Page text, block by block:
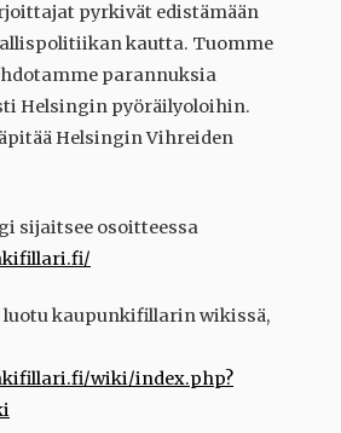
pyrkivät edistämään
kautta. Tuomme
parannuksia
Helsingin pyöräilyoloihin.
Helsingin Vihreiden
sijaitsee osoitteessa
luotu kaupunkifillarin wikissä,
wiki/index.php?